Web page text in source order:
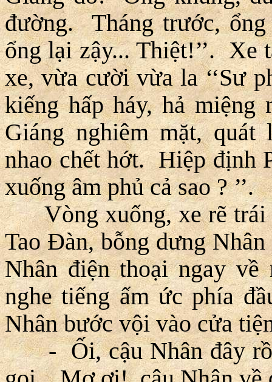
đường. Tháng trước,
ổng lại zậy... Thiệt!’’.
xe, vừa cười vừa la ‘‘Sư
kiếng hấp háy, hả
Giáng nghiêm mặt, quát
nhao chết hớt. Hiệp định
xuống âm phủ cả sao ? ’’.
Vòng xuống, xe rẽ trái
Tao Ðàn, bỗng dưng
Nhân điện thoại ngay về
nghe tiếng ấm ức phía
Nhân bước vội vào cửa
- Ối, cậu Nhân đây rồi.